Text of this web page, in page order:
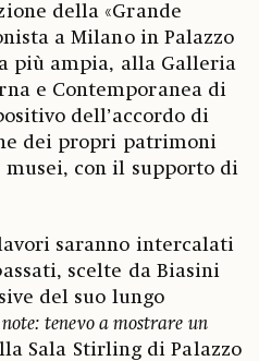
della «Grande
a Milano in Palazzo
più ampia, alla Galleria
e Contemporanea di
dell’accordo di
dei propri patrimoni
musei, con il supporto di
saranno intercalati
scelte da Biasini
del suo lungo
note: tenevo a mostrare un
Sala Stirling di Palazzo